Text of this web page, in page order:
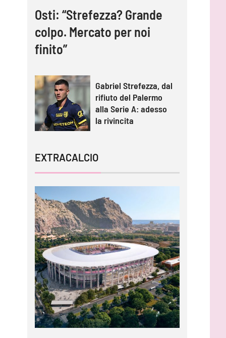
Osti: “Strefezza? Grande
colpo. Mercato per noi
finito”
Gabriel Strefezza, dal
rifiuto del Palermo
alla Serie A: adesso
la rivincita
EXTRACALCIO